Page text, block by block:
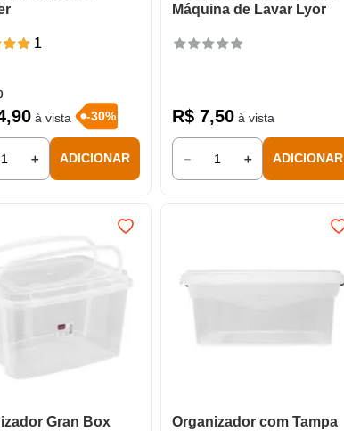
1
,90à vista -30%
＋ ADICIONAR
Máquina de Lavar Lyor
R$ 7,50à vista
＋
－ ADICIONAR
Gran Box
Organizador com Tampa